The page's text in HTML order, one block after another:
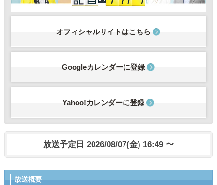
オフィシャルサイトはこちら
Googleカレンダーに登録
Yahoo!カレンダーに登録
放送予定日 2026/08/07(金) 16:49 〜
放送概要